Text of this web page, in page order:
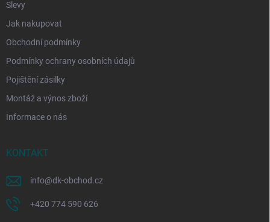
Slevy
Jak nakupovat
Obchodní podmínky
Podmínky ochrany osobních údajů
Pojištění zásilky
Montáž a výnos zboží
Informace o nás
KONTAKT
info@dk-obchod.cz
+420 774 590 626